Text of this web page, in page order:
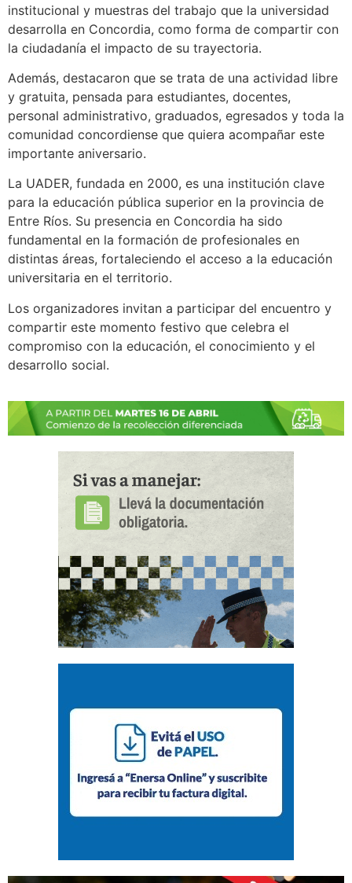
institucional y muestras del trabajo que la universidad
desarrolla en Concordia, como forma de compartir con
la ciudadanía el impacto de su trayectoria.
Además, destacaron que se trata de una actividad libre
y gratuita, pensada para estudiantes, docentes,
personal administrativo, graduados, egresados y toda la
comunidad concordiense que quiera acompañar este
importante aniversario.
La UADER, fundada en 2000, es una institución clave
para la educación pública superior en la provincia de
Entre Ríos. Su presencia en Concordia ha sido
fundamental en la formación de profesionales en
distintas áreas, fortaleciendo el acceso a la educación
universitaria en el territorio.
Los organizadores invitan a participar del encuentro y
compartir este momento festivo que celebra el
compromiso con la educación, el conocimiento y el
desarrollo social.